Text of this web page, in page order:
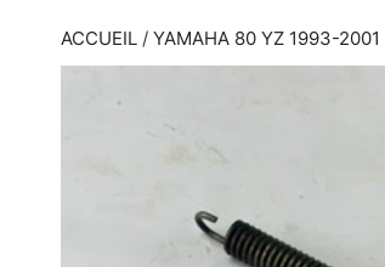
ACCUEIL / YAMAHA 80 YZ 1993-2001